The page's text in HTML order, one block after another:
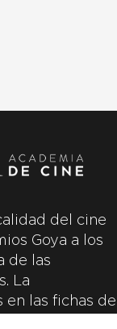
del cine
Goya a los
de las
La
las fichas de